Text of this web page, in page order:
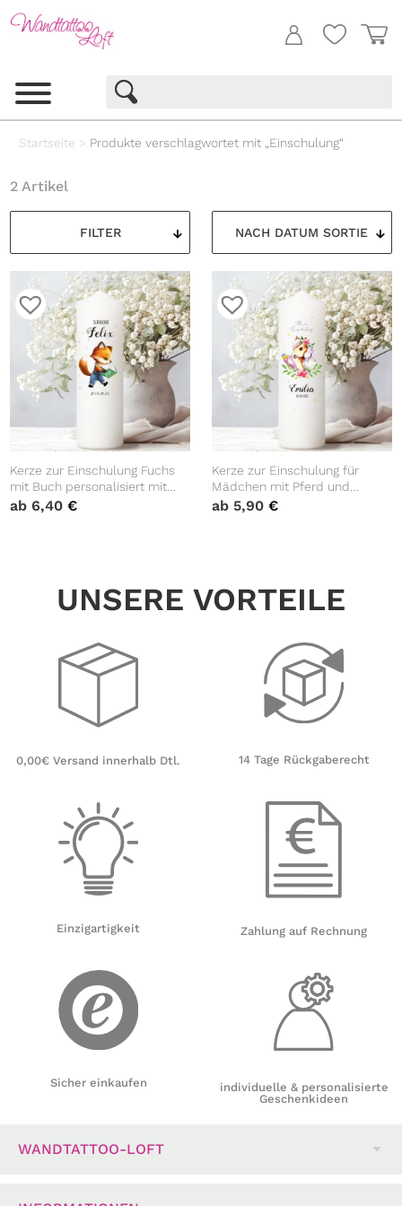
Startseite > Produkte verschlagwortet mit „Einschulung“
FILTER
2 Artikel
Kerze zur Einschulung Fuchs
mit Buch personalisiert mit
Namen und Datum
ab 6,40€
Kerze zur Einschulung für
Mädchen mit Pferd und
Schultüte personalisiert mit
ab 5,90 €
UNSERE VORTEILE
0,00€ Versand innerhalb Dtl.
Einzigartigkeit
Sicher einkaufen
14 Tage Rückgaberecht
Zahlung auf Rechnung
individuelle & personalisierte
Geschenkideen
WANDTATTOO-LOFT